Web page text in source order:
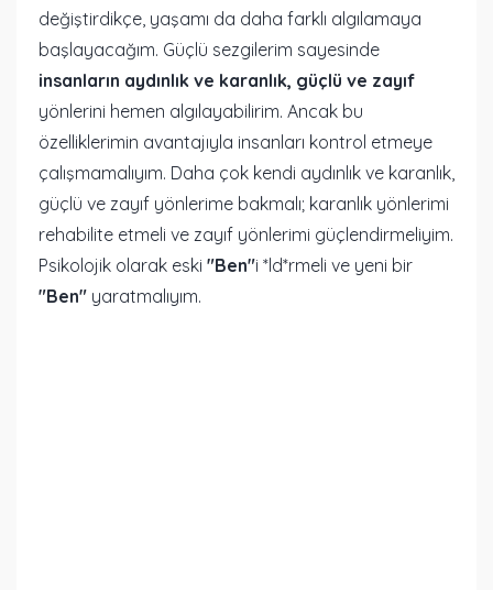
değiştirdikçe, yaşamı da daha farklı algılamaya
başlayacağım. Güçlü sezgilerim sayesinde
insanların aydınlık ve karanlık, güçlü ve zayıf
yönlerini hemen algılayabilirim. Ancak bu
özelliklerimin avantajıyla insanları kontrol etmeye
çalışmamalıyım. Daha çok kendi aydınlık ve karanlık,
güçlü ve zayıf yönlerime bakmalı; karanlık yönlerimi
rehabilite etmeli ve zayıf yönlerimi güçlendirmeliyim.
Psikolojik olarak eski "Ben"i *ld*rmeli ve yeni bir
"Ben" yaratmalıyım.